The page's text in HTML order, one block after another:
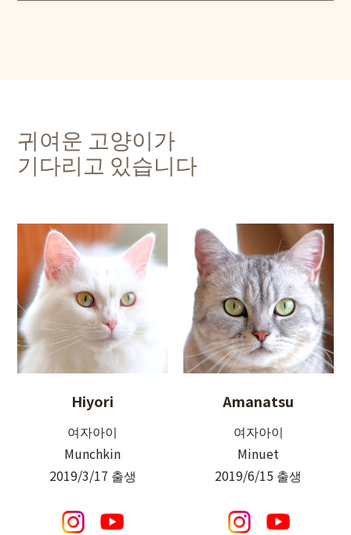
귀여운 고양이가
기다리고 있습니다
Hiyori
여자아이
Munchkin
2019/3/17 출생
Amanatsu
여자아이
Minuet
2019/6/15 출생